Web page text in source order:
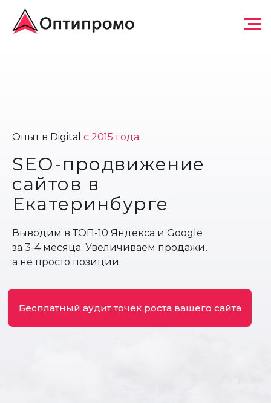
Агентство системного SEO-
продвижения
SEO-продвижение
сайтов в
Екатеринбурге
Бесплатный аудит точек роста вашего сайта
Опыт в Digital c 2015 года
Выводим в ТОП-10 Яндекса и Google
за 3-4 месяца. Увеличиваем продажи,
а не просто позиции.